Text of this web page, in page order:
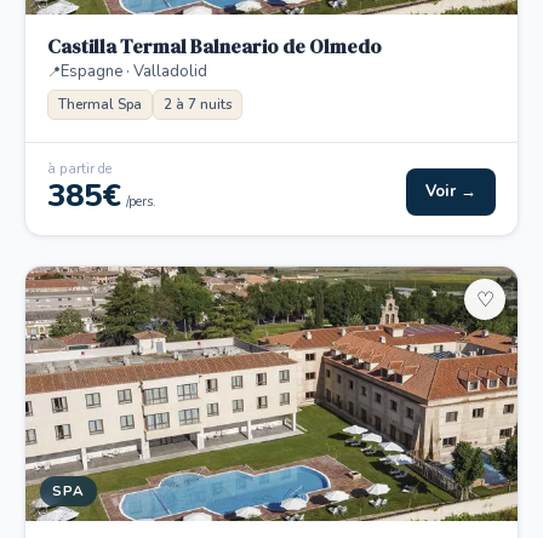
Castilla Termal Balneario de Olmedo
Espagne · Valladolid
Thermal Spa 2 à 7 nuits
à partir de
385€ /pers. Voir →
SPA
♡